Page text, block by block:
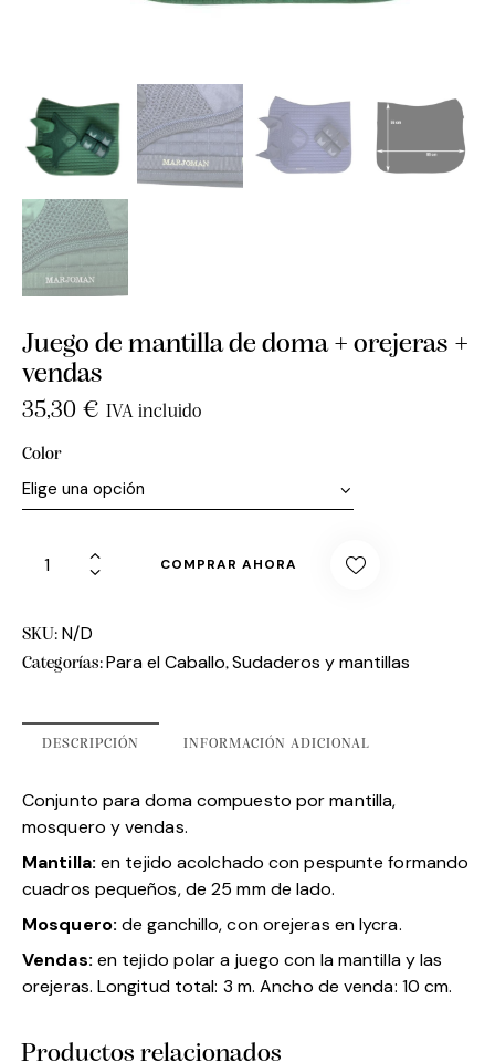
Juego de mantilla de doma + orejeras +
vendas
35,30 € IVA incluido
Color
COMPRAR AHORA
SKU: N/D
Categorías: Para el Caballo,Sudaderos y mantillas
DESCRIPCIÓN INFORMACIÓN ADICIONAL
Conjunto para doma compuesto por mantilla,
mosquero y vendas.
Mantilla: en tejido acolchado con pespunte formando
cuadros pequeños, de 25 mm de lado.
Mosquero: de ganchillo, con orejeras en lycra.
Vendas: en tejido polar a juego con la mantilla y las
orejeras. Longitud total: 3 m. Ancho de venda: 10 cm.
Productos relacionados